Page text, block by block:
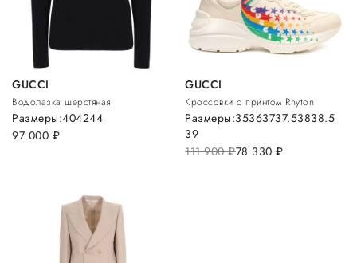
GUCCI
Водолазка шерстяная
97 000 руб.
Размеры:404244
GUCCI
Кроссовки с принтом Rhyton
111 900руб.78 330руб.
Размеры:35363737.53838.5
39